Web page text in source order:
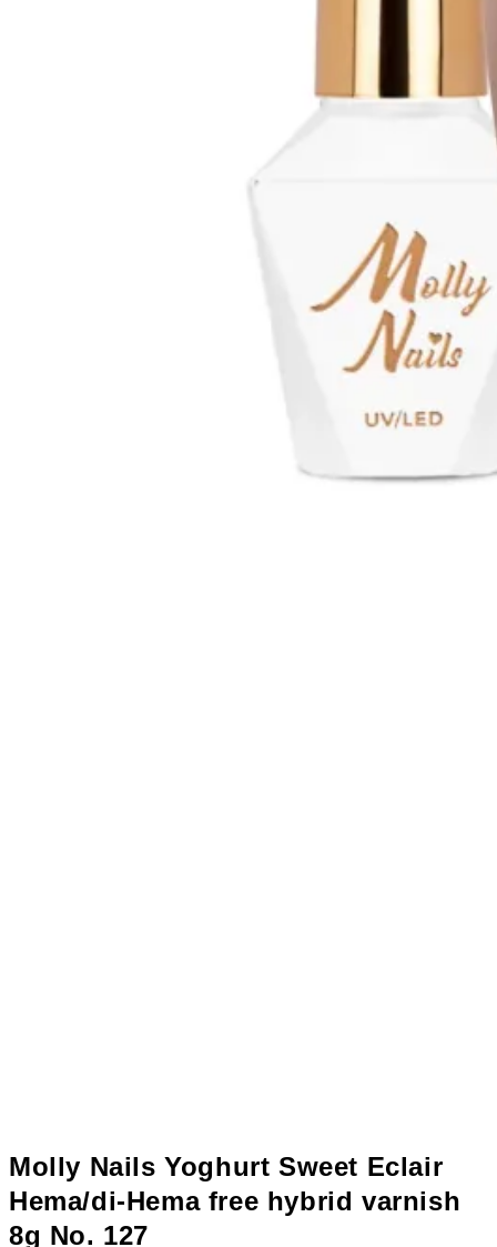
Molly Nails Yoghurt Sweet Eclair
Hema/di-Hema free hybrid varnish
8g No. 127